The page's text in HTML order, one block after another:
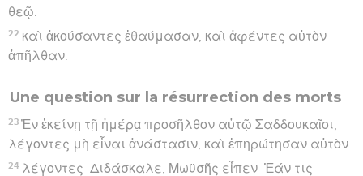
θεῷ.
22 καὶ ἀκούσαντες ἐθαύμασαν, καὶ ἀφέντες αὐτὸν
ἀπῆλθαν.
Une question sur la résurrection des morts
23 Ἐν ἐκείνῃ τῇ ἡμέρᾳ προσῆλθον αὐτῷ Σαδδουκαῖοι,
λέγοντες μὴ εἶναι ἀνάστασιν, καὶ ἐπηρώτησαν αὐτὸν
24 λέγοντες· Διδάσκαλε, Μωϋσῆς εἶπεν· Ἐάν τις